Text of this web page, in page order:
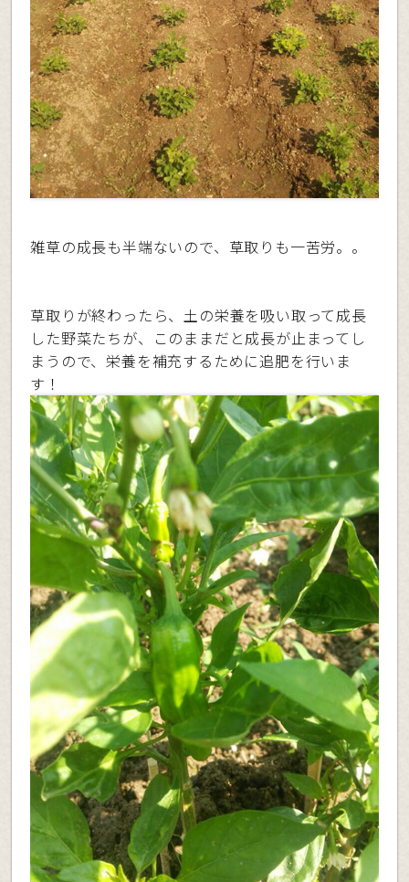
雑草の成長も半端ないので、草取りも一苦労。。
草取りが終わったら、土の栄養を吸い取って成長
した野菜たちが、このままだと成長が止まってし
まうので、栄養を補充するために追肥を行いま
す！